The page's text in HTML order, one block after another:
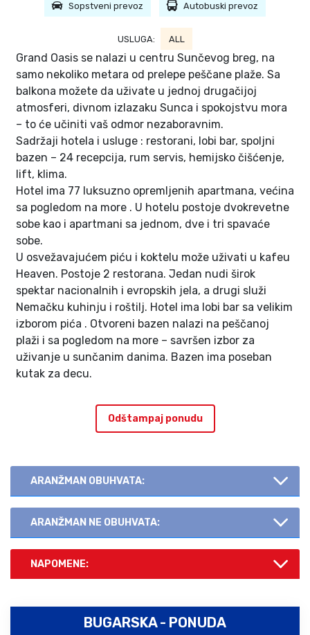
Sopstveni prevoz Autobuski prevoz
USLUGA: ALL
Grand Oasis se nalazi u centru Sunčevog breg, na
samo nekoliko metara od prelepe peščane plaže. Sa
balkona možete da uživate u jednoj drugačijoj
atmosferi, divnom izlazaku Sunca i spokojstvu mora
– to će učiniti vaš odmor nezaboravnim.
Sadržaji hotela i usluge : restorani, lobi bar, spoljni
bazen – 24 recepcija, rum servis, hemijsko čišćenje,
lift, klima.
Hotel ima 77 luksuzno opremljenih apartmana, većina
sa pogledom na more . U hotelu postoje dvokrevetne
sobe kao i apartmani sa jednom, dve i tri spavaće
sobe.
U osvežavajućem piću i koktelu može uživati u kafeu
Heaven. Postoje 2 restorana. Jedan nudi širok
spektar nacionalnih i evropskih jela, a drugi služi
Nemačku kuhinju i roštilj. Hotel ima lobi bar sa velikim
izborom pića . Otvoreni bazen nalazi na peščanoj
plaži i sa pogledom na more – savršen izbor za
uživanje u sunčanim danima. Bazen ima poseban
kutak za decu.
Odštampaj ponudu
ARANŽMAN OBUHVATA:
ARANŽMAN NE OBUHVATA:
NAPOMENE:
BUGARSKA - PONUDA